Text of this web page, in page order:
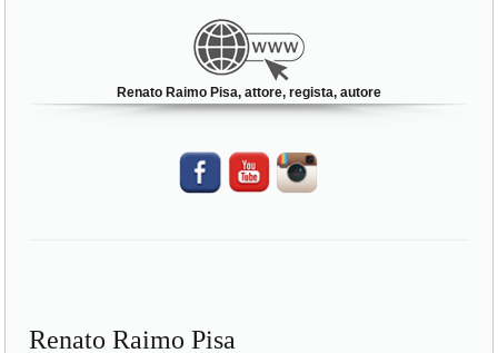
Renato Raimo Pisa, attore, regista, autore
Renato Raimo Pisa